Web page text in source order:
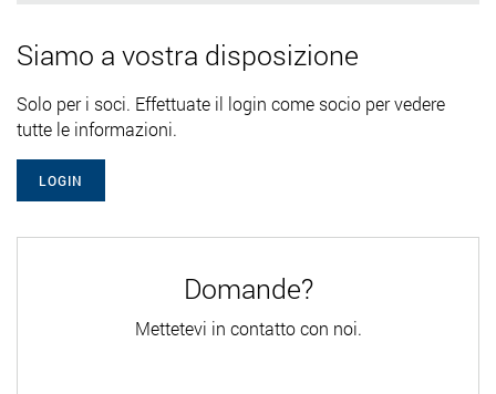
Siamo a vostra disposizione
Solo per i soci. Effettuate il login come socio per vedere
tutte le informazioni.
LOGIN
Domande?
Mettetevi in contatto con noi.